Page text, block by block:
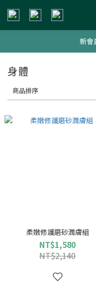
新會
新會
新
身體
商品排序
柔嫩修護磨砂潤膚組
NT$1,580
NT$2,140